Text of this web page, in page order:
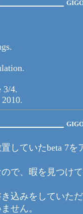
3/4.
していたbeta 7を
で、暇を見つけ
込みをしていた
せん。